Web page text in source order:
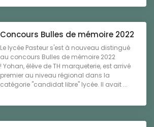
Concours Bulles de mémoire 2022
Le lycée Pasteur s'est à nouveau distingué
au concours Bulles de mémoire 2022
! Yohan, élève de TH marqueterie, est arrivé
premier au niveau régional dans la
catégorie "candidat libre" lycée. Il avait ...